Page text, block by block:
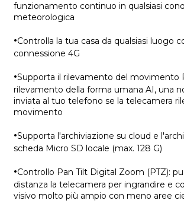
funzionamento continuo in qualsiasi
meteorologica
·Controlla la tua casa da qualsiasi luogo
connessione 4G
·Supporta il rilevamento del movimento
rilevamento della forma umana AI, una
inviata al tuo telefono se la telecamera
movimento
·Supporta l'archiviazione su cloud e
scheda Micro SD locale (max. 128 G)
·Controllo Pan Tilt Digital Zoom (PTZ):
distanza la telecamera per ingrandire e
visivo molto più ampio con meno aree